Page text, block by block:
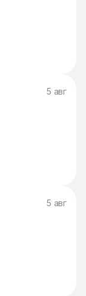
5 авг
5 авг